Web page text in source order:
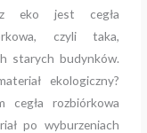
eko jest cegła
czyli taka,
starych budynków.
ekologiczny?
cegła rozbiórkowa
po wyburzeniach